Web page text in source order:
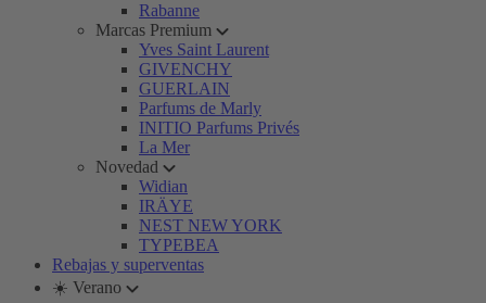
Rabanne
Marcas Premium
Yves Saint Laurent
GIVENCHY
GUERLAIN
Parfums de Marly
INITIO Parfums Privés
La Mer
Novedad
Widian
IRÄYE
NEST NEW YORK
TYPEBEA
Rebajas y superventas
☀️ Verano